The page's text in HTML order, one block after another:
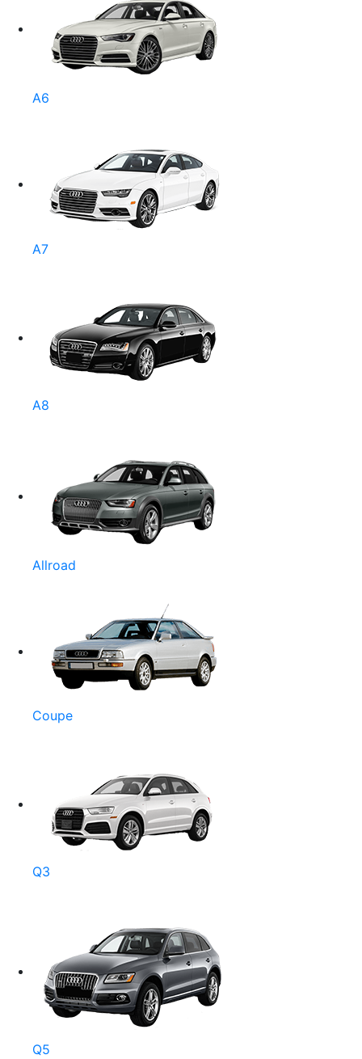
A6
A7
A8
Allroad
Coupe
Q3
Q5